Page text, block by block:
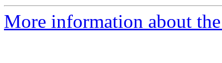
More information about